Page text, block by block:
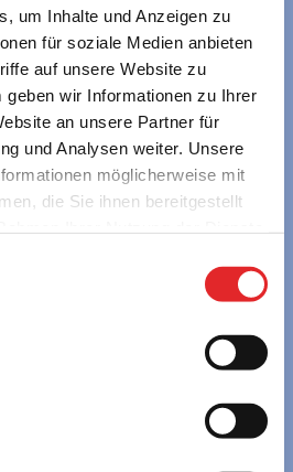
um Inhalte und Anzeigen zu
für soziale Medien anbieten
auf unsere Website zu
geben wir Informationen zu Ihrer
an unsere Partner für
und Analysen weiter. Unsere
möglicherweise mit
die Sie ihnen bereitgestellt
Erlebnisgästehäuser
Salzburg • Austria
Uhr | FR 7:30 – 14:00 Uhr